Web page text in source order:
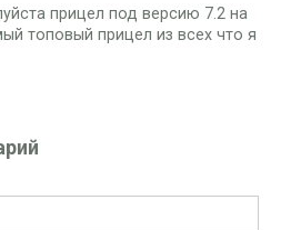
прицел под версию 7.2 на
топовый прицел из всех что я